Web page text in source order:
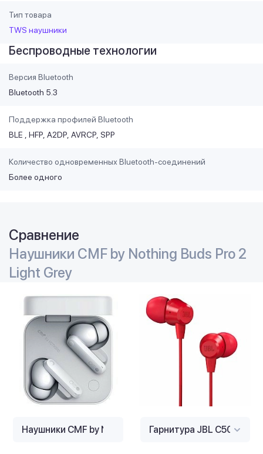
Тип товара
TWS наушники
Беспроводные технологии
Версия Bluetooth
Bluetooth 5.3
Поддержка профилей Bluetooth
BLE
HFP A2DP AVRCP SPP
Количество одновременных Bluetooth-соединений
Более одного
Сравнение
Наушники CMF by Nothing Buds Pro 2
Light Grey